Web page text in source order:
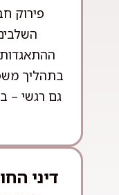
פירוק
בתהליך
גם רגשי –
דיני